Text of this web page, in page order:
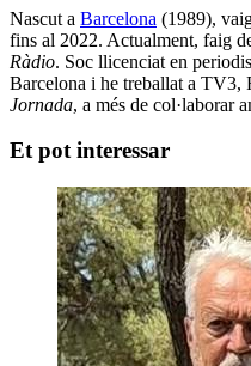
Nascut a Barcelona (1989),
fins al 2022. Actualment, faig
Ràdio. Soc llicenciat en
Barcelona i he treballat a TV3,
Jornada, a més de col·laborar
Et pot interessar